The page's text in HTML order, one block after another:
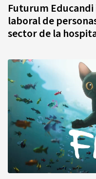
Futurum
laboral de
sector de la